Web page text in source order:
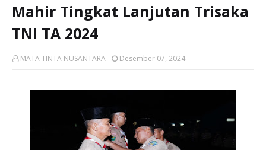
Mahir Tingkat Lanjutan Trisaka
TNI TA 2024
MATA TINTA NUSANTARA Desember 07, 2024